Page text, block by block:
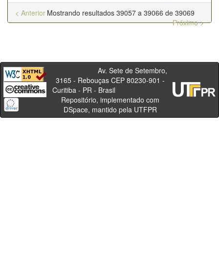
Mostrando resultados 39057 a 39066 de 39069
< Anterior
Próximo >
Av. Sete de Setembro,
3165 - Rebouças CEP 80230-901 -
Curitiba - PR - Brasil
Repositório, implementado com
DSpace, mantido pela UTFPR